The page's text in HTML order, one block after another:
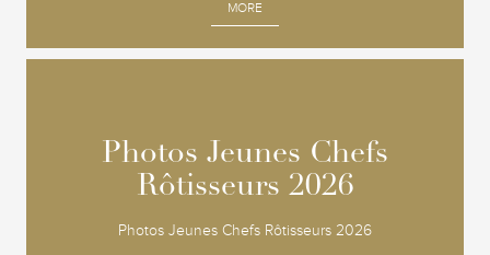
MORE
Photos Jeunes Chefs
Rôtisseurs 2026
Photos Jeunes Chefs Rôtisseurs 2026
Photos Jeunes Chefs
Rôtisseurs 2026